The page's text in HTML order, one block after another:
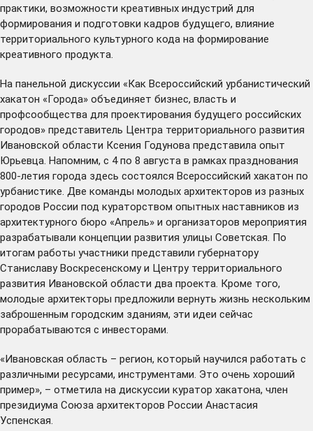
практики, возможности креативных индустрий для
формирования и подготовки кадров будущего, влияние
территориального культурного кода на формирование
креативного продукта.
На панельной дискуссии «Как Всероссийский урбанистический
хакатон «Города» объединяет бизнес, власть и
профсообщества для проектирования будущего российских
городов» представитель Центра территориального развития
Ивановской области Ксения Годунова представила опыт
Юрьевца. Напомним, с 4 по 8 августа в рамках празднования
800-летия города здесь состоялся Всероссийский хакатон по
урбанистике. Две команды молодых архитекторов из разных
городов России под кураторством опытных наставников из
архитектурного бюро «Апрель» и организаторов мероприятия
разрабатывали концепции развития улицы Советская. По
итогам работы участники представили губернатору
Станиславу Воскресенскому и Центру территориального
развития Ивановской области два проекта. Кроме того,
молодые архитекторы предложили вернуть жизнь нескольким
заброшенным городским зданиям, эти идеи сейчас
прорабатываются с инвесторами.
«Ивановская область – регион, который научился работать с
различными ресурсами, инструментами. Это очень хороший
пример», – отметила на дискуссии куратор хакатона, член
президиума Союза архитекторов России Анастасия
Успенская.